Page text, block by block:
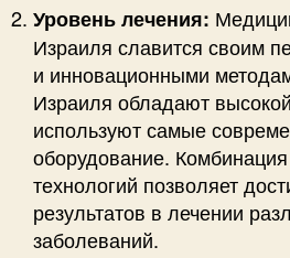
Уровень лечения:
Израиля славится своим
и инновационными
Израиля обладают
используют самые
оборудование.
технологий позволяет
результатов в лечении
заболеваний.